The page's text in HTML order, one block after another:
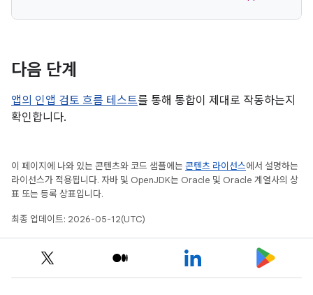
다음 단계
앱의 인앱 검토 흐름 테스트를 통해 통합이 제대로 작동하는지
확인합니다.
이 페이지에 나와 있는 콘텐츠와 코드 샘플에는 콘텐츠 라이선스에서 설명하는
라이선스가 적용됩니다. 자바 및 OpenJDK는 Oracle 및 Oracle 계열사의 상
표 또는 등록 상표입니다.
최종 업데이트: 2026-05-12(UTC)